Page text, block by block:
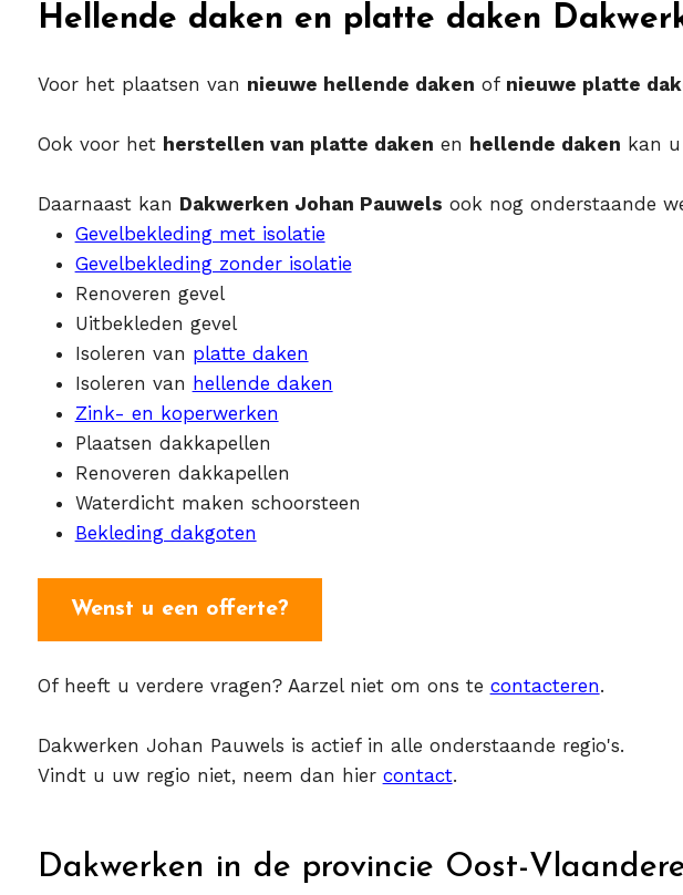
Hellende daken en platte daken
Voor het plaatsen van nieuwe hellende daken of nieuwe platte
Ook voor het herstellen van platte daken en hellende daken kan
Daarnaast kan Dakwerken Johan Pauwels ook nog onderstaande
Gevelbekleding met isolatie
Gevelbekleding zonder isolatie
Renoveren gevel
Uitbekleden gevel
Isoleren van platte daken
Isoleren van hellende daken
Zink- en koperwerken
Plaatsen dakkapellen
Renoveren dakkapellen
Waterdicht maken schoorsteen
Bekleding dakgoten
Wenst u een offerte?
Of heeft u verdere vragen? Aarzel niet om ons te contacteren.
Dakwerken Johan Pauwels is actief in alle onderstaande regio's.
Vindt u uw regio niet, neem dan hier contact.
Dakwerken in de provincie Oost-